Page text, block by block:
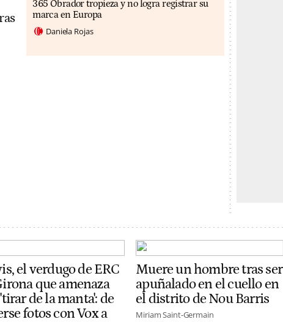
365 Obrador tropieza y no logra registrar su
marca en Europa
Daniela Rojas
el verdugo de ERC
que amenaza
de la manta': de
fotos con Vox a
Muere un hombre tras ser
apuñalado en el cuello en
el distrito de Nou Barris
Miriam Saint-Germain